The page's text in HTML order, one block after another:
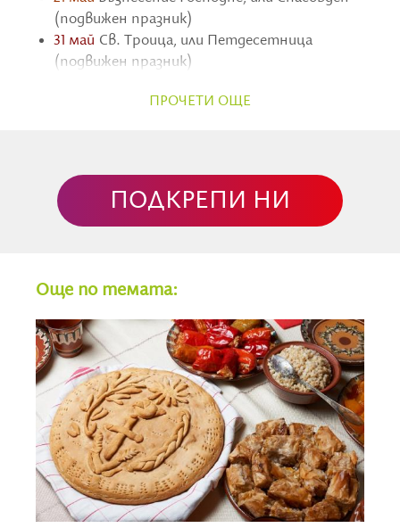
(подвижен празник)
31 май Св. Троица, или Петдесетница
(подвижен празник)
Възнесение е един от дванадесетте големи
празника, винаги 40 дни след Великден, в
четвъртък. Това е подвижен празник и всяка година
своите ученици и ги подготвял за апостолската
дейност, която им предстои. На 40-ия ден ги
събрал на Елеонската планина и пред очите на
всички Христос се въздигнал в небето, като им
заръчал да не напускат Йерусалим, а да чакат
обещаното от Отца слизане на Светия Дух върху
последователите му. Мястото на възнесението се
превърнало в свещено. Върху камъните личали
отпечатъците от стъпките на Спасителя, а
царица Елена, майката на император Константин,
построила там храм.
ПРОЧЕТИ ОЩЕ
ПОДКРЕПИ НИ
Още по темата: